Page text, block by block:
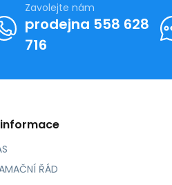
Zavolejte nám
prodejna 558 628
716
ŘÁD